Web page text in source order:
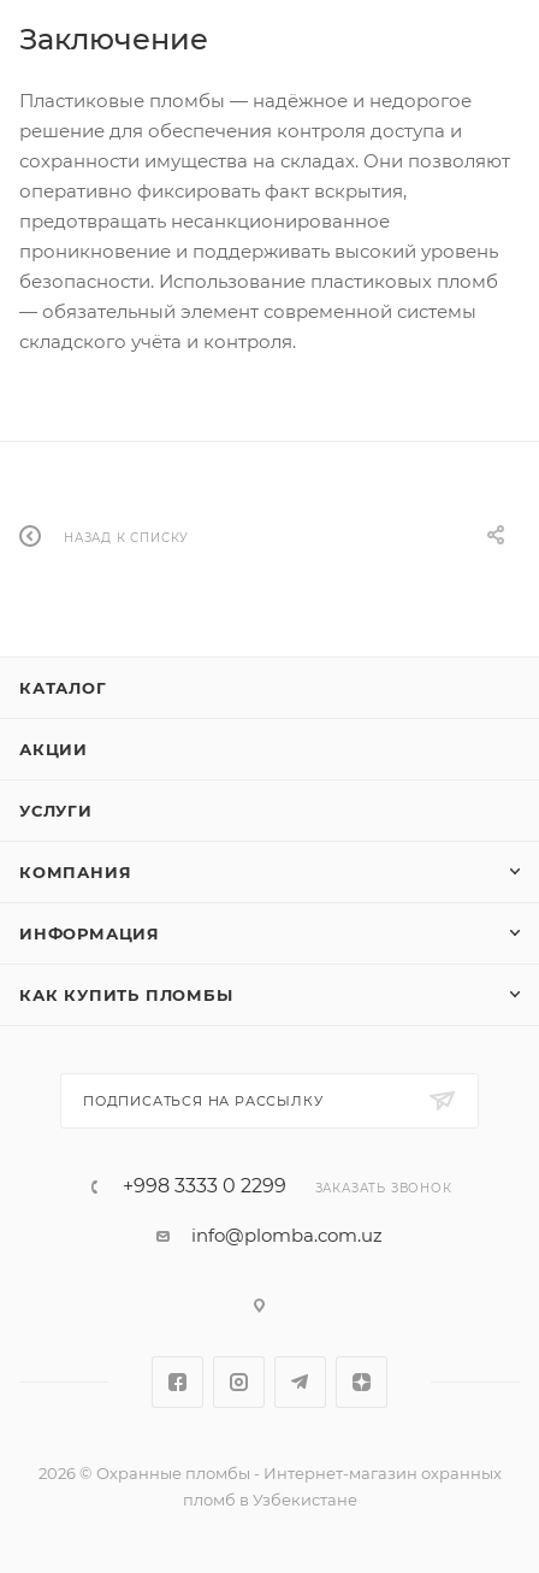
Заключение
Пластиковые пломбы — надёжное и недорогое
решение для обеспечения контроля доступа и
сохранности имущества на складах. Они позволяют
оперативно фиксировать факт вскрытия,
предотвращать несанкционированное
проникновение и поддерживать высокий уровень
безопасности. Использование пластиковых пломб
— обязательный элемент современной системы
складского учёта и контроля.
НАЗАД К СПИСКУ
КАТАЛОГ
АКЦИИ
УСЛУГИ
КОМПАНИЯ
ИНФОРМАЦИЯ
КАК КУПИТЬ ПЛОМБЫ
ПОДПИСАТЬСЯ НА РАССЫЛКУ
+998 3333 0 2299 ЗАКАЗАТЬ ЗВОНОК
info@plomba.com.uz
2026 © Охранные пломбы - Интернет-магазин охранных
пломб в Узбекистане